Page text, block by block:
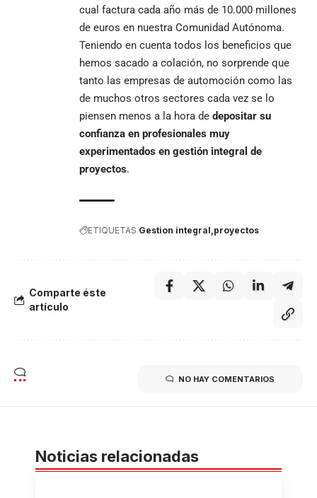
cual factura cada año más de 10.000 millones
de euros en nuestra Comunidad Autónoma.
Teniendo en cuenta todos los beneficios que
hemos sacado a colación, no sorprende que
tanto las empresas de automoción como las
de muchos otros sectores cada vez se lo
piensen menos a la hora de depositar su
confianza en profesionales muy
experimentados en gestión integral de
proyectos.
ETIQUETAS Gestion integral proyectos
Comparte éste
artículo
NO HAY COMENTARIOS
Noticias relacionadas